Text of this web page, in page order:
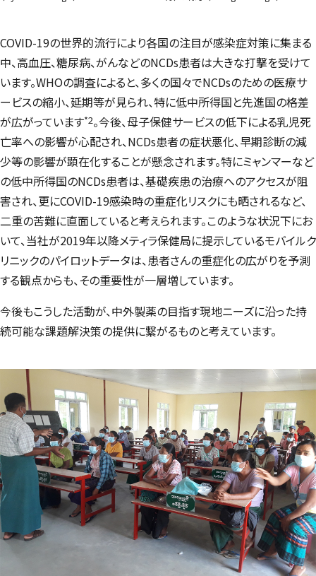
COVID-19の世界的流行により各国の注目が感染症対策に集まる
中、高血圧、糖尿病、がんなどのNCDs患者は大きな打撃を受けて
います。WHOの調査によると、多くの国々でNCDsのための医療サ
ービスの縮小、延期等が見られ、特に低中所得国と先進国の格差
が広がっています*2。今後、母子保健サービスの低下による乳児死
亡率への影響が心配され、NCDs患者の症状悪化、早期診断の減
少等の影響が顕在化することが懸念されます。特にミャンマーなど
の低中所得国のNCDs患者は、基礎疾患の治療へのアクセスが阻
害され、更にCOVID-19感染時の重症化リスクにも晒されるなど、
二重の苦難に直面していると考えられます。このような状況下にお
いて、当社が2019年以降メティラ保健局に提示しているモバイルク
リニックのパイロットデータは、患者さんの重症化の広がりを予測
する観点からも、その重要性が一層増しています。
今後もこうした活動が、中外製薬の目指す現地ニーズに沿った持
続可能な課題解決策の提供に繋がるものと考えています。